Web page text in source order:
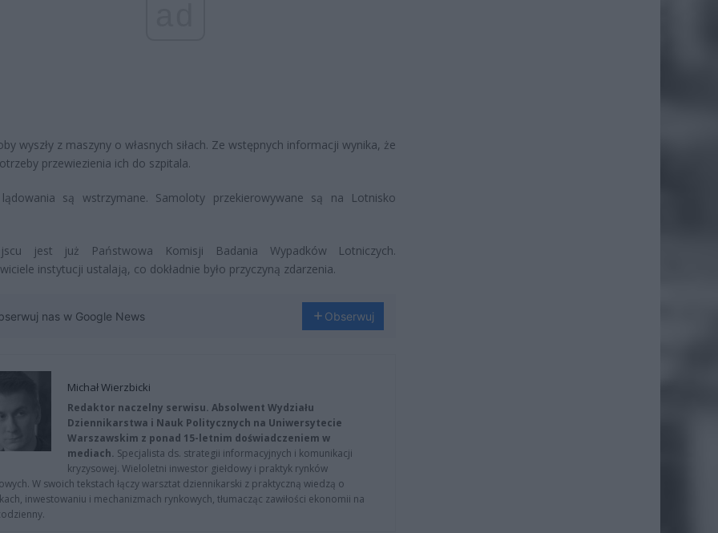
wyszły z maszyny o własnych siłach. Ze wstępnych informacji wynika, że
przewiezienia ich do szpitala.
są wstrzymane. Samoloty przekierowywane są na Lotnisko
jest już Państwowa Komisji Badania Wypadków Lotniczych.
instytucji ustalają, co dokładnie było przyczyną zdarzenia.
nas w Google News Obserwuj
Michał Wierzbicki
Redaktor naczelny serwisu. Absolwent Wydziału
Dziennikarstwa i Nauk Politycznych na Uniwersytecie
Warszawskim z ponad 15-letnim doświadczeniem w
mediach. Specjalista ds. strategii informacyjnych i komunikacji
kryzysowej. Wieloletni inwestor giełdowy i praktyk rynków
W swoich tekstach łączy warsztat dziennikarski z praktyczną wiedzą o
inwestowaniu i mechanizmach rynkowych, tłumacząc zawiłości ekonomii na